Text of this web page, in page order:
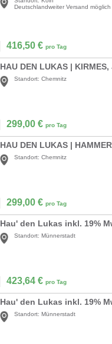
Deutschlandweiter Versand möglich
416,50 € pro Tag
HAU DEN LUKAS |
Standort: Chemnitz
299,00 € pro Tag
Standort: Chemnitz
299,00 € pro Tag
Hau' den Lukas inkl. 19%
Standort: Münnerstadt
423,64 € pro Tag
Hau' den Lukas inkl. 19%
Standort: Münnerstadt